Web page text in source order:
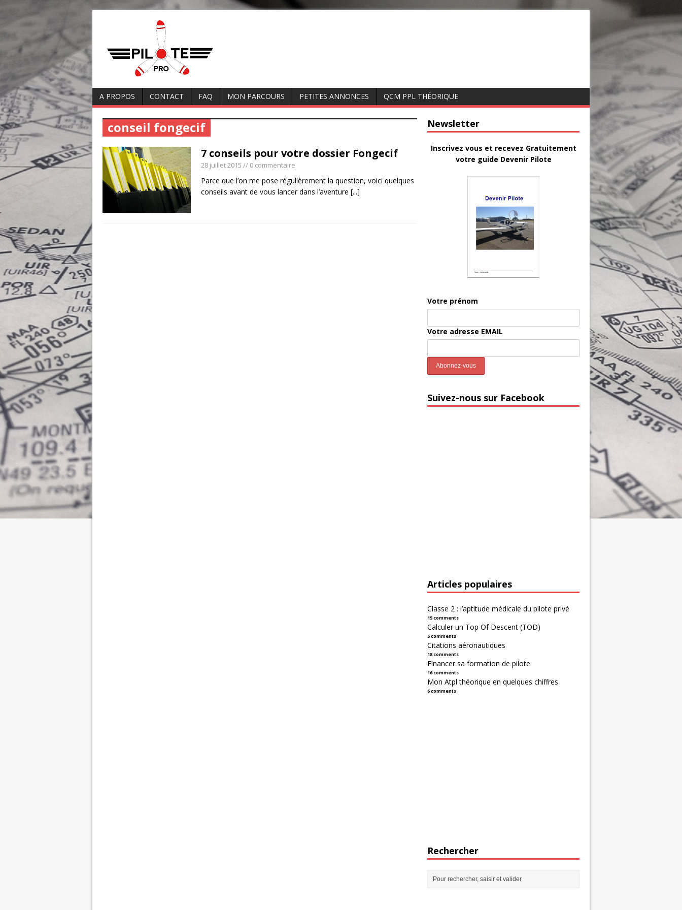
A PROPOS CONTACT FAQ MON PARCOURS PETITES ANNONCES QCM PPL THÉORIQUE
conseil fongecif
7 conseils pour votre dossier Fongecif
28 juillet 2015 // 0 commentaire
Parce que l’on me pose régulièrement la question, voici quelques
conseils avant de vous lancer dans l’aventure [...]
Newsletter
Inscrivez vous et recevez Gratuitement
votre guide Devenir Pilote
Votre prénom
Votre adresse EMAIL
Suivez-nous sur Facebook
Articles populaires
Classe 2 : l’aptitude médicale du pilote privé
15 comments
Calculer un Top Of Descent (TOD)
5 comments
Citations aéronautiques
18 comments
Financer sa formation de pilote
16 comments
Mon Atpl théorique en quelques chiffres
6 comments
Rechercher